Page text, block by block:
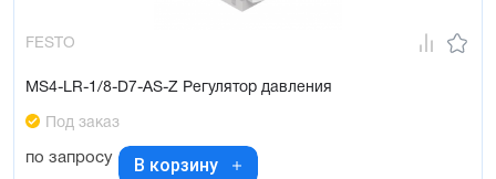
FESTO
MS4-LR-1/8-D7-AS-Z Регулятор давления
Под заказ
по запросу В корзину